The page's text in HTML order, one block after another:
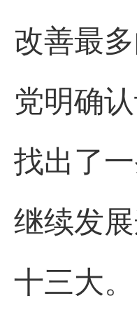
改善最
党明确
找出了
继续发
十三大。